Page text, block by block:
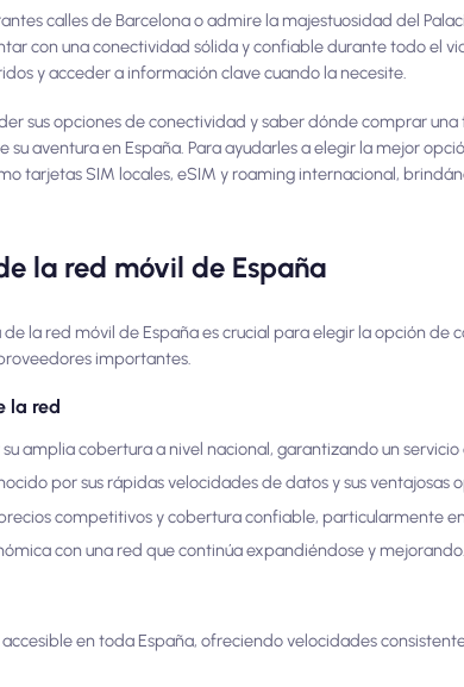
calles de Barcelona o admire la majestuosidad del
con una conectividad sólida y confiable durante todo el
y acceder a información clave cuando la necesite.
sus opciones de conectividad y saber dónde comprar
su aventura en España. Para ayudarles a elegir la mejor
tarjetas SIM locales, eSIM y roaming internacional,
la red móvil de España
la red móvil de España es crucial para elegir la opción de
importantes.
la red
amplia cobertura a nivel nacional, garantizando un
por sus rápidas velocidades de datos y sus ventajosas
competitivos y cobertura confiable, particularmente
con una red que continúa expandiéndose y mejorando.
en toda España, ofreciendo velocidades